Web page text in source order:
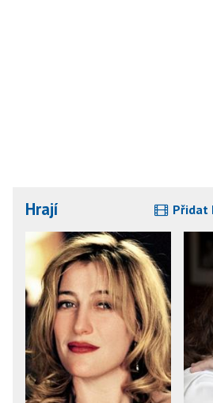
Hrají Přidat